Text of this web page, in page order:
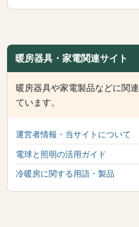
暖房器具・家電関連サイト
暖房器具や家電製品などに関
ています。
運営者情報・当サイトについて
電球と照明の活用ガイド
冷暖房に関する用語・製品